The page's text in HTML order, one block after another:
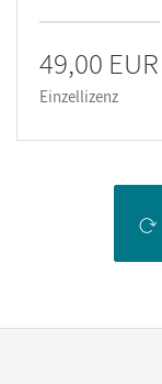
49,00 EUR
Einzellizenz